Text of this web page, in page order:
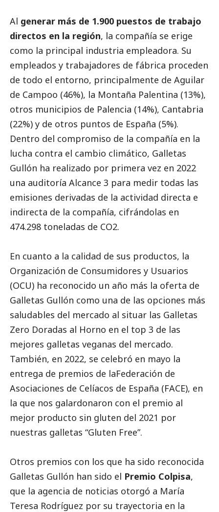
Al generar más de 1.900 puestos de trabajo
directos en la región, la compañía se erige
como la principal industria empleadora. Su
empleados y trabajadores de fábrica proceden
de todo el entorno, principalmente de Aguilar
de Campoo (46%), la Montaña Palentina (13%),
otros municipios de Palencia (14%), Cantabria
(22%) y de otros puntos de España (5%).
Dentro del compromiso de la compañía en la
lucha contra el cambio climático, Galletas
Gullón ha realizado por primera vez en 2022
una auditoría Alcance 3 para medir todas las
emisiones derivadas de la actividad directa e
indirecta de la compañía, cifrándolas en
474.298 toneladas de CO2.
En cuanto a la calidad de sus productos, la
Organización de Consumidores y Usuarios
(OCU) ha reconocido un año más la oferta de
Galletas Gullón como una de las opciones más
saludables del mercado al situar las Galletas
Zero Doradas al Horno en el top 3 de las
mejores galletas veganas del mercado.
También, en 2022, se celebró en mayo la
entrega de premios de laFederación de
Asociaciones de Celíacos de España (FACE), en
la que nos galardonaron con el premio al
mejor producto sin gluten del 2021 por
nuestras galletas “Gluten Free”.
Otros premios con los que ha sido reconocida
Galletas Gullón han sido el Premio Colpisa,
que la agencia de noticias otorgó a María
Teresa Rodríguez por su trayectoria en la